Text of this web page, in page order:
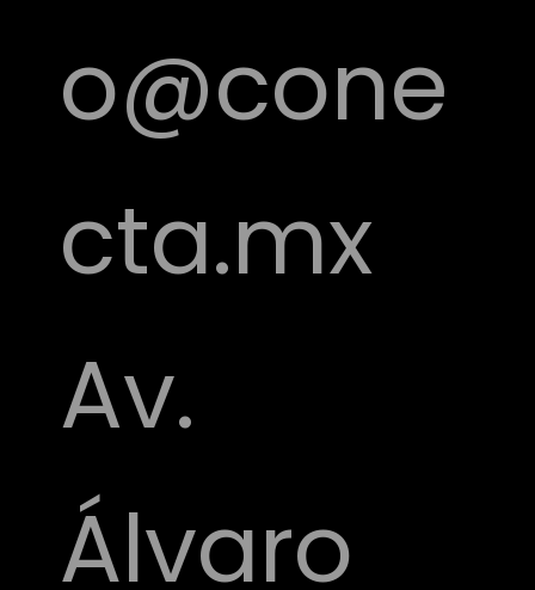
o@cone
cta.mx
Av.
Álvaro